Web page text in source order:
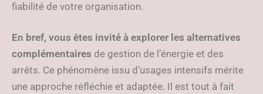
fiabilité de votre organisation.
En bref, vous êtes invité à explorer les alternatives
complémentaires de gestion de l’énergie et des
arrêts. Ce phénomène issu d’usages intensifs mérite
une approche réfléchie et adaptée. Il est tout à fait